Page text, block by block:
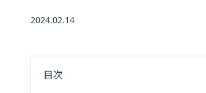
2024.02.14
目次